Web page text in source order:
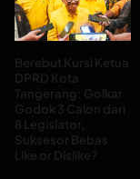
Berebut Kursi Ketua
DPRD Kota
Tangerang: Golkar
Godok 3 Calon dari
8 Legislator,
Suksesor Bebas
Like or Dislike?